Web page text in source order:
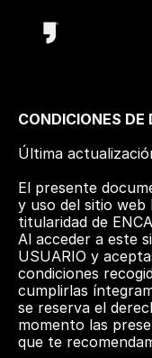
CONDICIONES DE
Última
El presente
y uso del sitio web
titularidad de
Al acceder a este
USUARIO y
condiciones
cumplirlas
se reserva el
momento las
que te